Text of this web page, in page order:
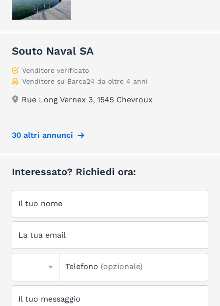
Souto Naval SA
Venditore verificato
Venditore su Barca24 da oltre 4 anni
Rue Long Vernex 3, 1545 Chevroux
30 altri annunci
Interessato? Richiedi ora:
Il tuo nome
La tua email
Telefono (opzionale)
Il tuo messaggio